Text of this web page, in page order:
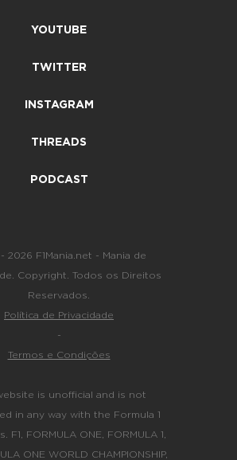
YOUTUBE
TWITTER
INSTAGRAM
THREADS
PODCAST
2026 F1Mania.net - Mania de
Copyright. Todos os Direitos
Reservados.
Política de Privacidade
-
Termos e Condições
is unofficial and is not
in any way with the Formula 1
F1, FORMULA ONE, FORMULA 1,
ONE WORLD CHAMPIONSHIP,